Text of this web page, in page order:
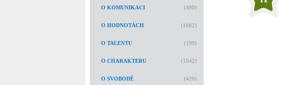
O KOMUNIKACI (490)
O HODNOTÁCH (1682)
O TALENTU (199)
O CHARAKTERU (1042)
O SVOBODĚ (420)